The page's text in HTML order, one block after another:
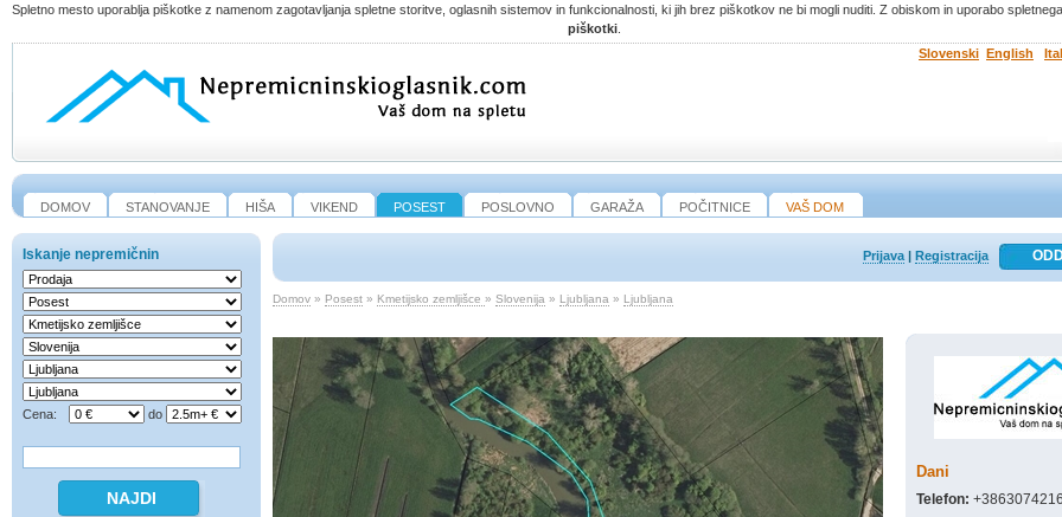
Spletno mesto uporablja piškotke z namenom zagotavljanja spletne storitve, oglasnih sistemov in funkcionalnosti, ki jih brez piškotkov ne bi mogli nuditi. Z obiskom in uporabo
piškotki
Slovenski
English
DOMOV STANOVANJE HIŠA VIKEND POSEST POSLOVNO GARAŽA POČITNICE VAŠ DOM
Iskanje nepremičnin
Cena: do
Prijava Registracija
Domov » Posest » Kmetijsko zemljišce » Slovenija » Ljubljana » Ljubljana
Dani
Telefon: